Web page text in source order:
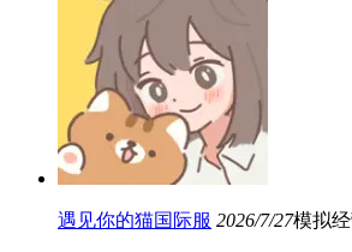
遇见你的猫国际服 2026/7/27模拟